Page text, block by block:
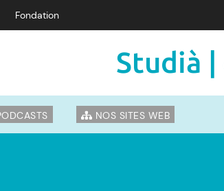
Fondation
Studià |
NOS SITES WEB